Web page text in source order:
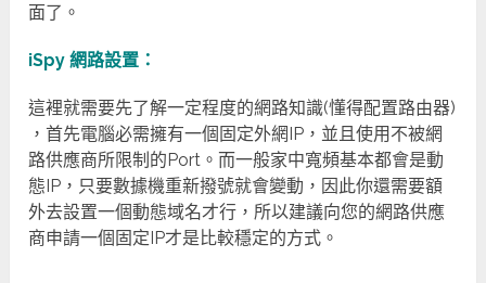
面了。
iSpy 網路設置：
這裡就需要先了解一定程度的網路知識(懂得配置路由器)
，首先電腦必需擁有一個固定外網IP，並且使用不被網
路供應商所限制的Port。而一般家中寬頻基本都會是動
態IP，只要數據機重新撥號就會變動，因此你還需要額
外去設置一個動態域名才行，所以建議向您的網路供應
商申請一個固定IP才是比較穩定的方式。